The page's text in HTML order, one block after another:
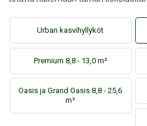
Urban kasvihyllyköt
Premium 8,8 - 13,0 m²
Oasis ja Grand Oasis 8,8 - 25,6
m²